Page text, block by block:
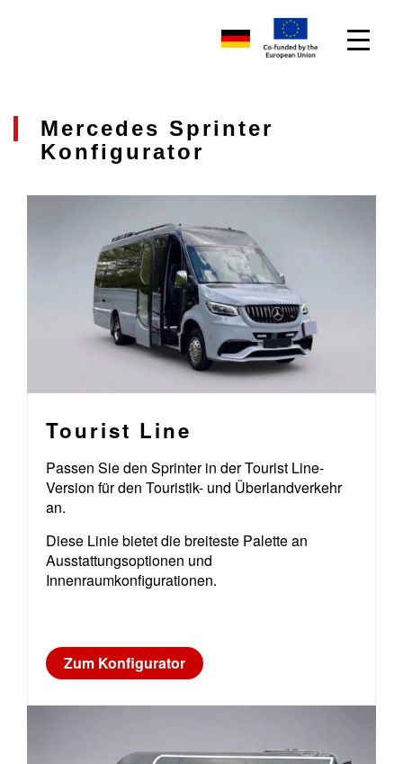
Mercedes Sprinter
Konfigurator
Tourist Line
Passen Sie den Sprinter in der Tourist Line-
Version für den Touristik- und Überlandverkehr
an.
Diese Linie bietet die breiteste Palette an
Ausstattungsoptionen und
Innenraumkonfigurationen.
Zum Konfigurator